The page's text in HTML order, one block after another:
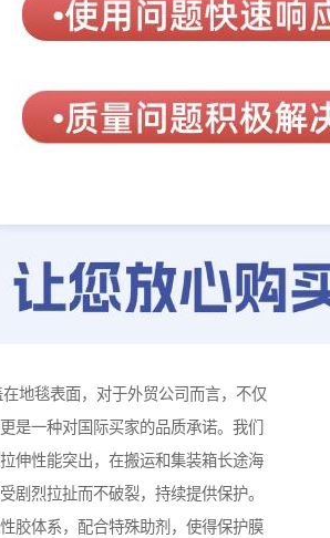
地毯表面，对于外贸公司而言，不仅
是一种对国际买家的品质承诺。我们
伸性能突出，在搬运和集装箱长途海
剧烈拉扯而不破裂，持续提供保护。
胶体系，配合特殊助剂，使得保护膜